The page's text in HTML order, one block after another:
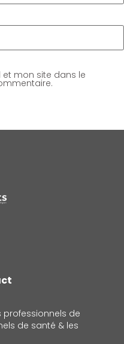
mon site dans le
de
de santé & les